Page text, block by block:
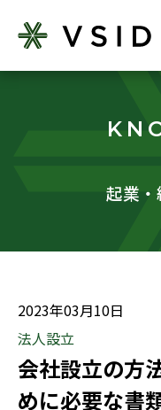
起業
2023年03月10日
法人設立
会社設立の方
めに必要な書